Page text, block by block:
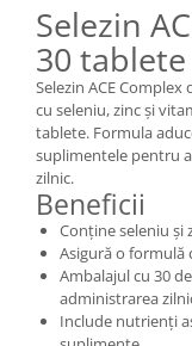
Selezin
30 tablete
Selezin ACE
cu seleniu, zinc și
tablete. Formula
suplimentele pentru
zilnic.
Beneficii
Conține seleniu și
Asigură o
Ambalajul cu 30
administrarea
Include nutrienți